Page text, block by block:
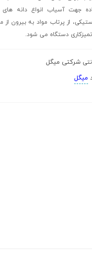
جهت آسیاب انواع دانه
از پرتاب مواد به بیرون
دستگاه می شود.
شرکتی میگل
میگل